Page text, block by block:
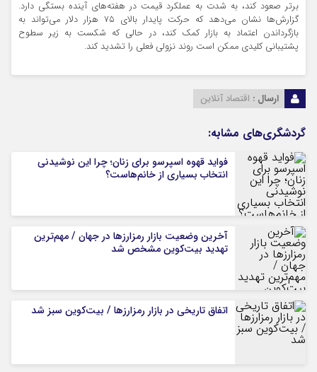
برتر صعود کند، به شدت به عملکرد قیمت در هفته‌های آینده بستگی دارد.
گزارش‌ها نشان می‌دهد که حرکت پایدار بالای ۷۵ هزار دلار می‌تواند به
بازگرداندن اعتماد به بازار کمک کند، در حالی که شکست به زیر سطوح
پشتیبانی کلیدی ممکن است روند نزولی فعلی را تشدید کند.
ارسال : اقتصاد آنلاین
گردشگری‌های مشابه:
فواید قهوه اسپرسو برای زنان؛ چرا این نوشیدنی
انتخاب بسیاری از خانم‌هاست؟
آخرین وضعیت بازار رمزارزها در جهان / مهم‌ترین
تهدید بیت‌کوین مشخص شد
اتفاق تاریخی در بازار رمزارزها / بیت‌کوین سبز شد